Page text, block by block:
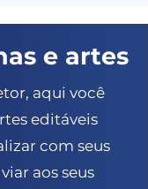
e artes
aqui você
editáveis
com seus
aos seus